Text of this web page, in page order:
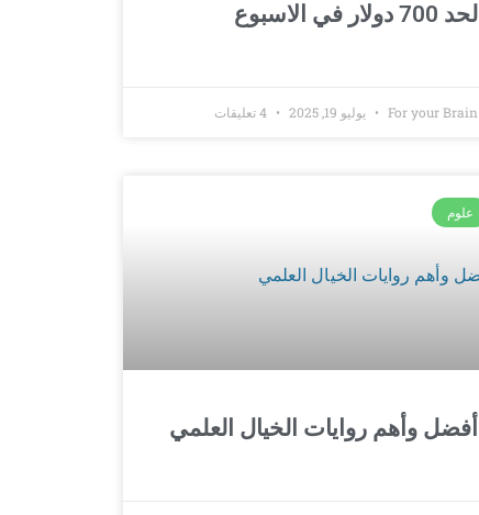
لحد 700 دولار في الاسبوع
For your Brain يوليو 19, 2025
علوم
أفضل وأهم روايات الخيال العلمي